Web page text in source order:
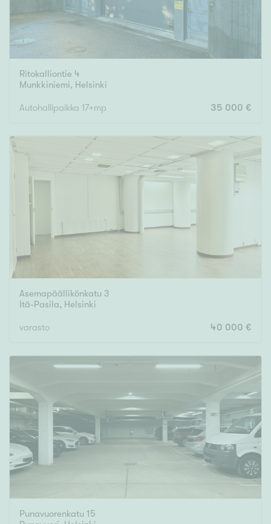
Ritokalliontie 4
Munkkiniemi, Helsinki
Autohallipaikka 17+mp 35 000 €
Asemapäällikönkatu 3
Itä-Pasila, Helsinki
varasto 40 000 €
Punavuorenkatu 15